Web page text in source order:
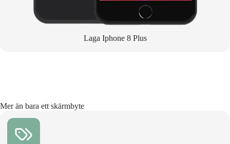
Laga Iphone 8 Plus
Mer än bara ett skärmbyte